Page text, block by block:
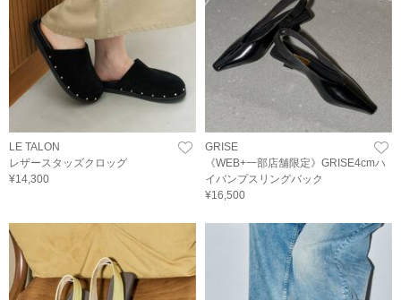
LE TALON
レザースタッズクロッグ
¥14,300
GRISE
《WEB+一部店舗限定》GRISE4cmハ
イバンプスリングバック
¥16,500